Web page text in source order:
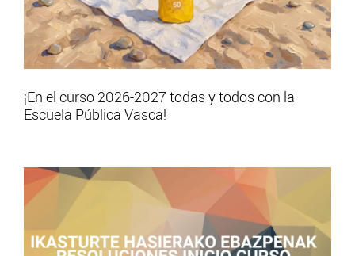
¡En el curso 2026-2027 todas y todos con la
Escuela Pública Vasca!